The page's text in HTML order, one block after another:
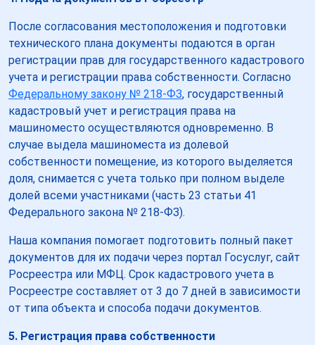
После согласования местоположения и подготовки
технического плана документы подаются в орган
регистрации прав для государственного кадастрового
учета и регистрации права собственности. Согласно
Федеральному закону № 218-ФЗ, государственный
кадастровый учет и регистрация права на
машиноместо осуществляются одновременно. В
случае выдела машиноместа из долевой
собственности помещение, из которого выделяется
доля, снимается с учета только при полном выделе
долей всеми участниками (часть 23 статьи 41
Федерального закона № 218-ФЗ).
Наша компания помогает подготовить полный пакет
документов для их подачи через портал Госуслуг, сайт
Росреестра или МФЦ. Срок кадастрового учета в
Росреестре составляет от 3 до 7 дней в зависимости
от типа объекта и способа подачи документов.
5. Регистрация права собственности